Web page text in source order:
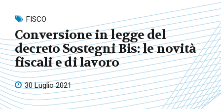
FISCO
Conversione in legge del
decreto Sostegni Bis: le novità
fiscali e di lavoro
30 Luglio 2021